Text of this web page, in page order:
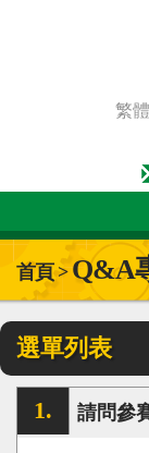
繁
首頁 >Q&A
選單列表
請問參